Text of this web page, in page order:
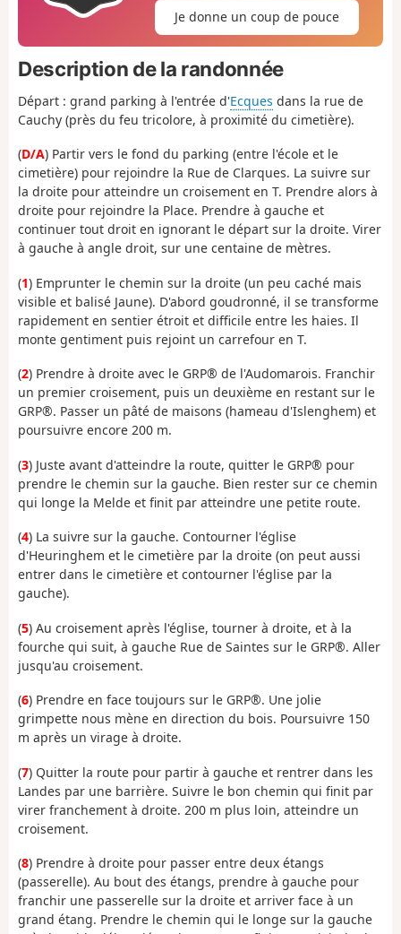
Je donne un coup de pouce
Description de la randonnée
Départ : grand parking à l'entrée d'Ecques dans la rue de
Cauchy (près du feu tricolore, à proximité du cimetière).
(D/A) Partir vers le fond du parking (entre l'école et le
cimetière) pour rejoindre la Rue de Clarques. La suivre sur
la droite pour atteindre un croisement en T. Prendre alors à
droite pour rejoindre la Place. Prendre à gauche et
continuer tout droit en ignorant le départ sur la droite. Virer
à gauche à angle droit, sur une centaine de mètres.
(1) Emprunter le chemin sur la droite (un peu caché mais
visible et balisé Jaune). D'abord goudronné, il se transforme
rapidement en sentier étroit et difficile entre les haies. Il
monte gentiment puis rejoint un carrefour en T.
(2) Prendre à droite avec le GRP® de l'Audomarois. Franchir
un premier croisement, puis un deuxième en restant sur le
GRP®. Passer un pâté de maisons (hameau d'Islenghem) et
poursuivre encore 200 m.
(3) Juste avant d'atteindre la route, quitter le GRP® pour
prendre le chemin sur la gauche. Bien rester sur ce chemin
qui longe la Melde et finit par atteindre une petite route.
(4) La suivre sur la gauche. Contourner l'église
d'Heuringhem et le cimetière par la droite (on peut aussi
entrer dans le cimetière et contourner l'église par la
gauche).
(5) Au croisement après l'église, tourner à droite, et à la
fourche qui suit, à gauche Rue de Saintes sur le GRP®. Aller
jusqu'au croisement.
(6) Prendre en face toujours sur le GRP®. Une jolie
grimpette nous mène en direction du bois. Poursuivre 150
m après un virage à droite.
(7) Quitter la route pour partir à gauche et rentrer dans les
Landes par une barrière. Suivre le bon chemin qui finit par
virer franchement à droite. 200 m plus loin, atteindre un
croisement.
(8) Prendre à droite pour passer entre deux étangs
(passerelle). Au bout des étangs, prendre à gauche pour
franchir une passerelle sur la droite et arriver face à un
grand étang. Prendre le chemin qui le longe sur la gauche